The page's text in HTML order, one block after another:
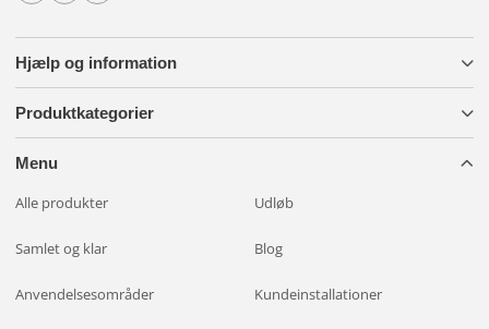
Hjælp og information
Produktkategorier
Menu
Alle produkter Udløb
Samlet og klar Blog
Anvendelsesområder Kundeinstallationer